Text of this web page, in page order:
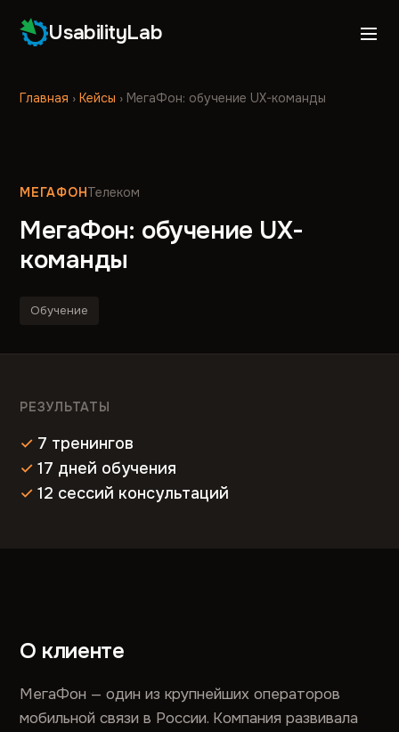
UsabilityLab
Главная ›Кейсы › МегаФон: обучение UX-команды
МЕГАФОНТелеком
МегаФон: обучение UX-
команды
Обучение
РЕЗУЛЬТАТЫ
7 тренингов
17 дней обучения
12 сессий консультаций
О клиенте
МегаФон — один из крупнейших операторов
мобильной связи в России. Компания развивала